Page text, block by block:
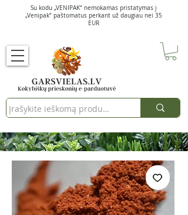
Su kodu „VENIPAK“ nemokamas pristatymas į
„Venipak“ paštomatus perkant už daugiau nei 35
EUR